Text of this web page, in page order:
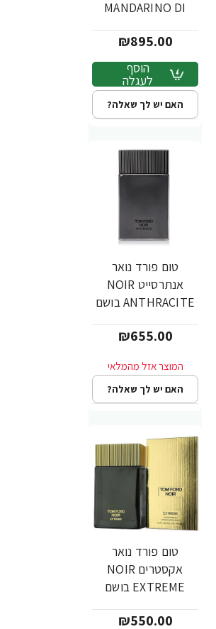
MANDARINO DI
א.ד.פ 50 מ"ל - מבית
TOM FORD
₪895.00
הוסף
לעגלה
האם יש לך שאלה?
טום פורד נואר
אנתרסייט NOIR
ANTHRACITE בושם
מ"ל - מבית TOM₪655.00
האם יש לך שאלה?
טום פורד נואר
אקסטרים NOIR
EXTREME בושם
- מבית TOM FORD₪550.00